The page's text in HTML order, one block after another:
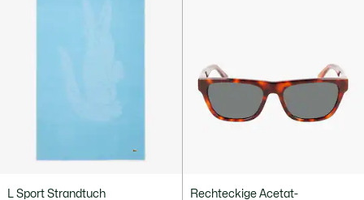
L Sport Strandtuch
Rechteckige Acetat-